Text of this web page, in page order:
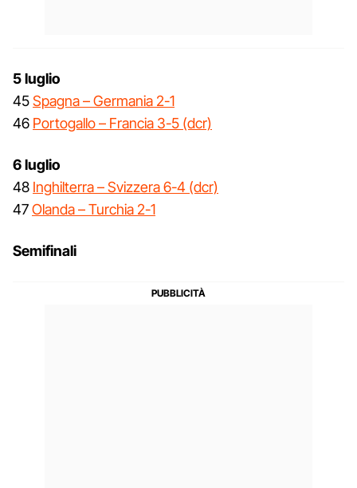
5 luglio
45Spagna – Germania 2-1
46 Portogallo – Francia 3-5 (dcr)
6 luglio
48 Inghilterra – Svizzera 6-4 (dcr)
47Olanda – Turchia 2-1
Semifinali